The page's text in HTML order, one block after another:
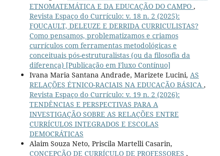
ETNOMATEMÁTICA E DA EDUCAÇÃO DO CAMPO ,
Revista Espaço do Currículo: v. 18 n. 2 (2025):
FOUCAULT, DELEUZE E DERRIDA CURRICULISTAS?
Como pensamos, problematizamos e criamos
currículos com ferramentas metodológicas e
conceituais pós-estruturalistas (ou da filosofia da
diferença) [Publicação em Fluxo Contínuo]
Ivana Maria Santana Andrade, Marizete Lucini, AS
RELAÇÕES ÉTNICO-RACIAIS NA EDUCAÇÃO BÁSICA ,
Revista Espaço do Currículo: v. 19 n. 2 (2026):
TENDÊNCIAS E PERSPECTIVAS PARA A
INVESTIGAÇÃO SOBRE AS RELAÇÕES ENTRE
CURRÍCULOS INTEGRADOS E ESCOLAS
DEMOCRÁTICAS
Alaim Souza Neto, Priscila Martelli Casarin,
CONCEPÇÃO DE CURRÍCULO DE PROFESSORES ,